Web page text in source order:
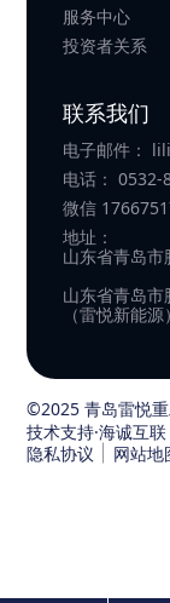
服务中心
投资者关系
联系我们
电子邮件：
电话： 0532-
微信
地址：
山东省青岛市
山东省青岛市
（雷悦新能源）
©2025 青岛雷悦
技术支持·海诚互联
隐私协议
网站地